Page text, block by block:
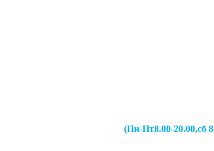
13 (Пн-Пт8.00-20.00,сб 8.00-